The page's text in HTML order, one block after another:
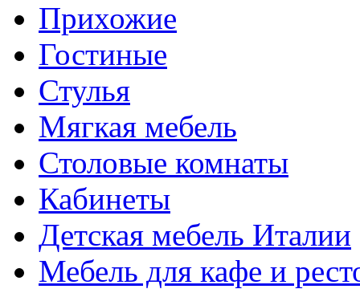
Прихожие
Гостиные
Стулья
Мягкая мебель
Столовые комнаты
Кабинеты
Детская мебель Италии
Мебель для кафе и